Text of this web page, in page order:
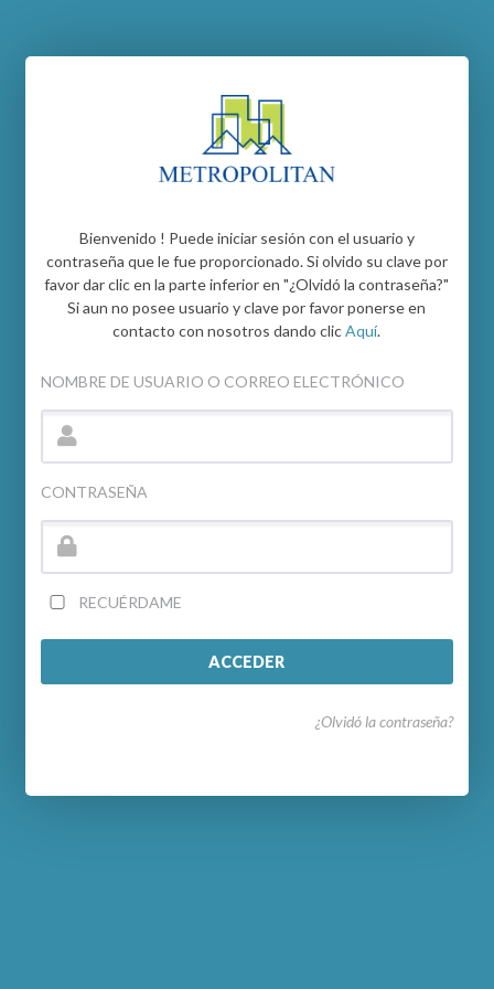
Bienvenido ! Puede iniciar sesión con el usuario y
contraseña que le fue proporcionado. Si olvido su clave por
favor dar clic en la parte inferior en "¿Olvidó la contraseña?"
Si aun no posee usuario y clave por favor ponerse en
contacto con nosotros dando clicAquí.
NOMBRE DE USUARIO O CORREO ELECTRÓNICO
CONTRASEÑA
RECUÉRDAME
¿Olvidó la contraseña?